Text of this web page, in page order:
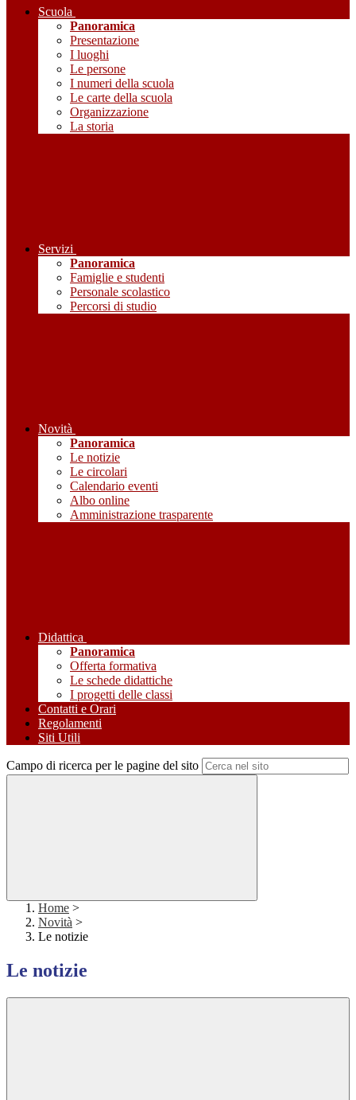
Scuola
Panoramica
Presentazione
I luoghi
Le persone
I numeri della scuola
Le carte della scuola
Organizzazione
La storia
Servizi
Panoramica
Famiglie e studenti
Personale scolastico
Percorsi di studio
Novità
Panoramica
Le notizie
Le circolari
Calendario eventi
Albo online
Amministrazione trasparente
Didattica
Panoramica
Offerta formativa
Le schede didattiche
I progetti delle classi
Contatti e Orari
Regolamenti
Siti Utili
Campo di ricerca per le pagine del sito
Home >
Novità >
Le notizie
Le notizie